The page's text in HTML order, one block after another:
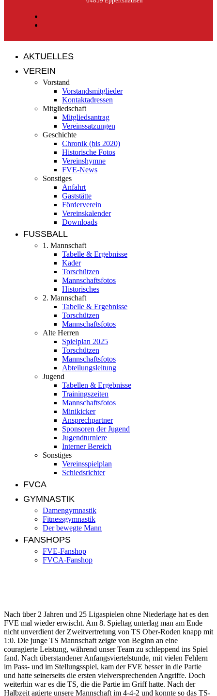
AKTUELLES
VEREIN
Vorstand
Vorstandsmitglieder
Kontaktadressen
Mitgliedschaft
Mitgliedsantrag
Vereinssatzungen
Geschichte
Chronik (bis 2020)
Historische Fotos
Vereinshymne
FVE-News
Sonstiges
Anfahrt
Gaststätte
Förderverein
Vereinskalender
Downloads
FUSSBALL
1. Mannschaft
Tabelle & Ergebnisse
Kader
Torschützen
Mannschaftsfotos
Historisches
2. Mannschaft
Tabelle & Ergebnisse
Torschützen
Mannschaftsfotos
Alte Herren
Spielplan 2025
Torschützen
Mannschaftsfotos
Abteilungsleitung
Jugend
Tabellen & Ergebnisse
Trainingszeiten
Mannschaftsfotos
Minikicker
Ansprechpartner
Sponsoren der Jugend
Jugendturniere
Interner Bereich
Sonstiges
Vereinsspielplan
Schiedsrichter
FVCA
GYMNASTIK
Damengymnastik
Fitnessgymnastik
Der bewegte Mann
FANSHOPS
FVE-Fanshop
FVCA-Fanshop
Nach über 2 Jahren und 25 Ligaspielen ohne Niederlage hat es den
FVE mal wieder erwischt. Am 8. Spieltag unterlag man am Ende
nicht unverdient der Zweitvertretung von TS Ober-Roden knapp mit
1:0. Die junge TS Mannschaft zeigte von Beginn an eine
couragierte Leistung, während unser Team zu schleppend ins Spiel
fand. Nach überstandener Anfangsviertelstunde, mit vielen Fehlern
im Pass- und im Stellungsspiel, kam der FVE besser in die Partie
und hatte seinerseits die ersten vielversprechenden Angriffe. Doch
weiterhin war es die TS, die die Partie im Griff hatte. Nach der
Halbzeit agierte unsere Mannschaft im 4-4-2 und konnte so das TS-